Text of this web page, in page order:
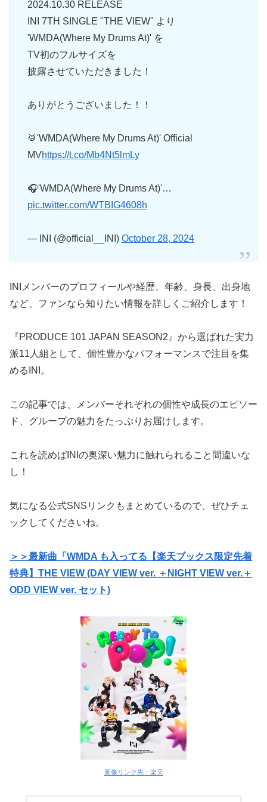
2024.10.30 RELEASE
INI 7TH SINGLE "THE VIEW" より
'WMDA(Where My Drums At)' を
TV初のフルサイズを
披露させていただきました！
ありがとうございました！！
🥁'WMDA(Where My Drums At)' Official
MVhttps://t.co/Mb4Nt5lmLy
🎧'WMDA(Where My Drums At)'…
pic.twitter.com/WTBIG4608h
— INI (@official__INI) October 28, 2024
INIメンバーのプロフィールや経歴、年齢、身長、出身地
など、ファンなら知りたい情報を詳しくご紹介します！
『PRODUCE 101 JAPAN SEASON2』から選ばれた実力
派11人組として、個性豊かなパフォーマンスで注目を集
めるINI。
この記事では、メンバーそれぞれの個性や成長のエピソー
ド、グループの魅力をたっぷりお届けします。
これを読めばINIの奥深い魅力に触れられること間違いな
し！
気になる公式SNSリンクもまとめているので、ぜひチェ
ックしてくださいね。
＞＞最新曲「WMDA も入ってる【楽天ブックス限定先着
特典】THE VIEW (DAY VIEW ver. ＋NIGHT VIEW ver.＋
ODD VIEW ver. セット)
画像リンク先：楽天